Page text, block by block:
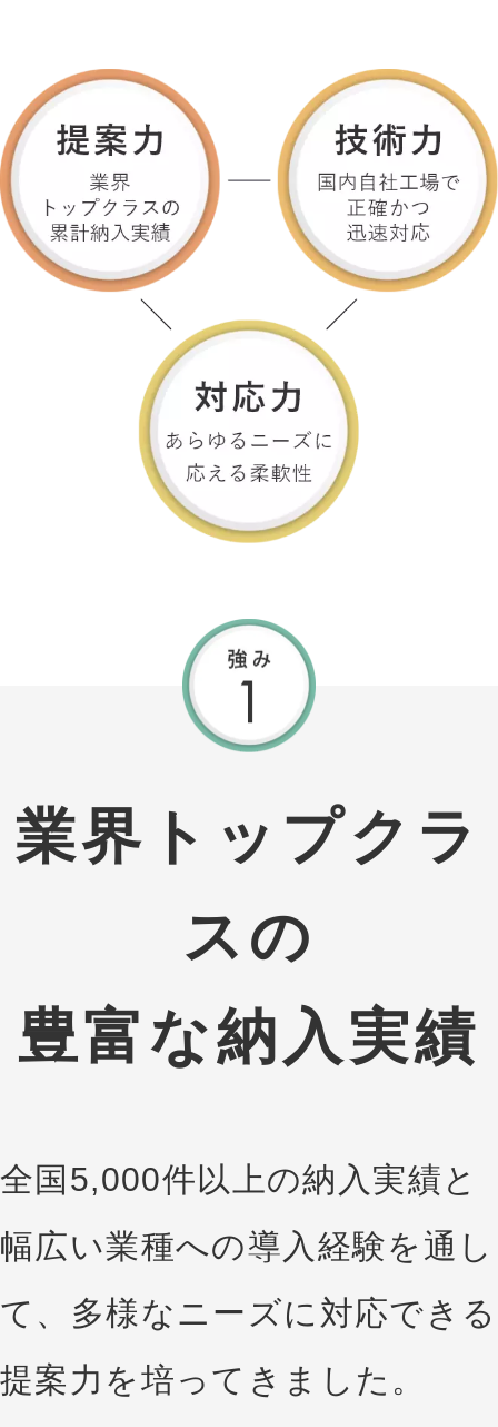
業界トップクラ
スの
豊富な納入実績
全国5,000件以上の納入実績と
幅広い業種への導入経験を通し
て、多様なニーズに対応できる
提案力を培ってきました。